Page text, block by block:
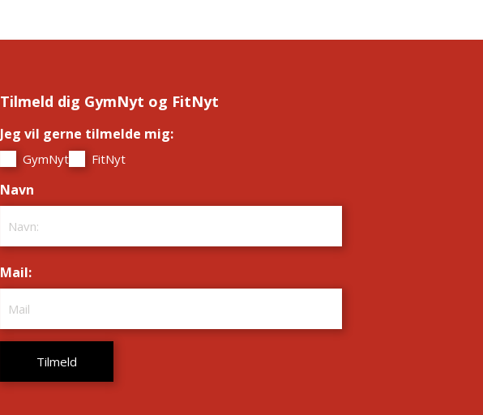
Tilmeld dig GymNyt og FitNyt
Jeg vil gerne tilmelde mig:
GymNyt FitNyt
Navn
Mail: